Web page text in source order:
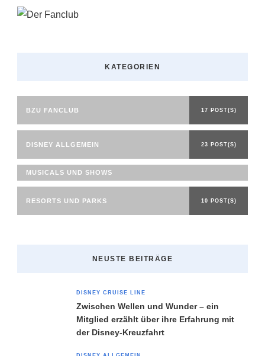
KATEGORIEN
BZU FANCLUB 17 POST(S)
DISNEY ALLGEMEIN 23 POST(S)
MUSICALS UND SHOWS
RESORTS UND PARKS 10 POST(S)
NEUSTE BEITRÄGE
DISNEY CRUISE LINE
Zwischen Wellen und Wunder – ein
Mitglied erzählt über ihre Erfahrung mit
der Disney-Kreuzfahrt